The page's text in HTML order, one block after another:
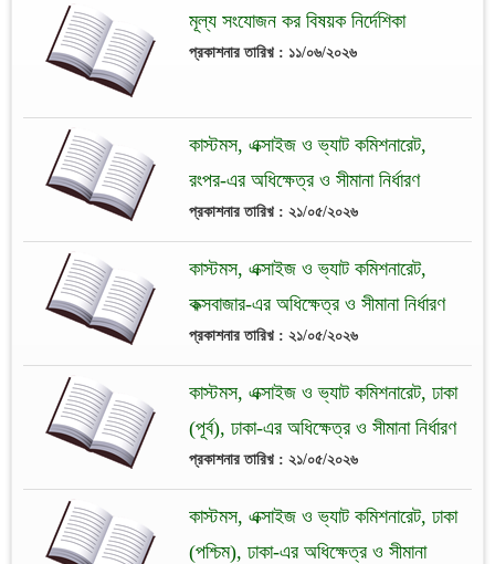
মূল্য সংযোজন কর বিষয়ক নির্দেশিকা
প্রকাশনার তারিখ় : ১১/০৬/২০২৬
কাস্টমস, এক্সাইজ ও ভ্যাট কমিশনারেট,
রংপর-এর অধিক্ষেত্র ও সীমানা নির্ধারণ
প্রকাশনার তারিখ় : ২১/০৫/২০২৬
কাস্টমস, এক্সাইজ ও ভ্যাট কমিশনারেট,
কক্সবাজার-এর অধিক্ষেত্র ও সীমানা নির্ধারণ
প্রকাশনার তারিখ় : ২১/০৫/২০২৬
কাস্টমস, এক্সাইজ ও ভ্যাট কমিশনারেট, ঢাকা
(পূর্ব), ঢাকা-এর অধিক্ষেত্র ও সীমানা নির্ধারণ
প্রকাশনার তারিখ় : ২১/০৫/২০২৬
কাস্টমস, এক্সাইজ ও ভ্যাট কমিশনারেট, ঢাকা
(পশ্চিম), ঢাকা-এর অধিক্ষেত্র ও সীমানা